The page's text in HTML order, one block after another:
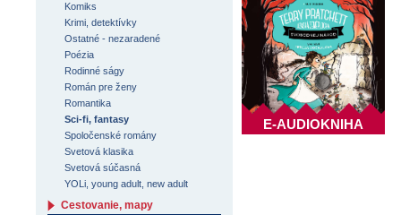
E-AUDIOKNIHA
Komiks
Krimi, detektívky
Ostatné - nezaradené
Poézia
Rodinné ságy
Román pre ženy
Romantika
Sci-fi, fantasy
Spoločenské romány
Svetová klasika
Svetová súčasná
YOLi, young adult, new adult
Cestovanie, mapy